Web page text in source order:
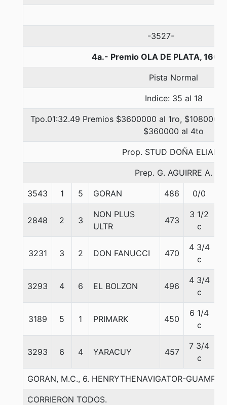
-3527-
4a.- Premio OLA DE PLATA,
Pista Normal
Indice: 35 al 18
Tpo.01:32.49 Premios $3600000 al 1ro,
$360000 al 4to
Prop. STUD DOÑA ELIANA
Prep. G. AGUIRRE A.
3543 1 5 GORAN 486 0/0
2848 2 3
NON PLUS
ULTR
473
3 1/2
c
3231 3 2 DON FANUCCI 470
4 3/4
c
3293 4 6 EL BOLZON 496
4 3/4
c
3189 5 1 PRIMARK 450
6 1/4
c
3293 6 4 YARACUY 457
7 3/4
c
GORAN, M.C., 6. HENRYTHENAVIGATOR-
CORRIERON TODOS.